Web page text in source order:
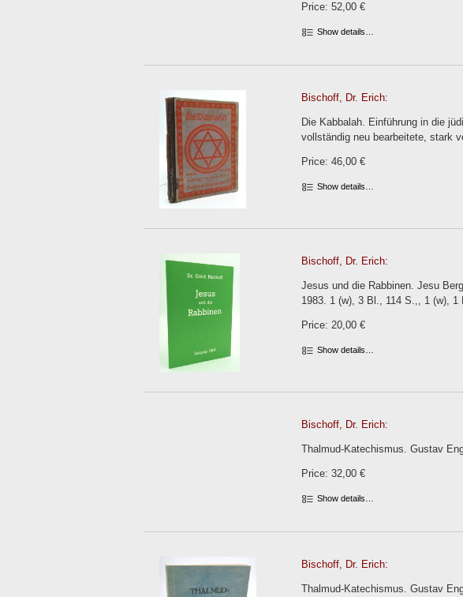
Price: 52,00 €
Show details…
Bischoff, Dr. Erich:
Die Kabbalah. Einführung in die
vollständig neu bearbeitete, stark
Price: 46,00 €
Show details…
Bischoff, Dr. Erich:
Jesus und die Rabbinen. Jesu
1983. 1 (w), 3 Bl., 114 S.,, 1 (w), 1
Price: 20,00 €
Show details…
Bischoff, Dr. Erich:
Thalmud-Katechismus. Gustav
Price: 32,00 €
Show details…
Bischoff, Dr. Erich:
Thalmud-Katechismus. Gustav